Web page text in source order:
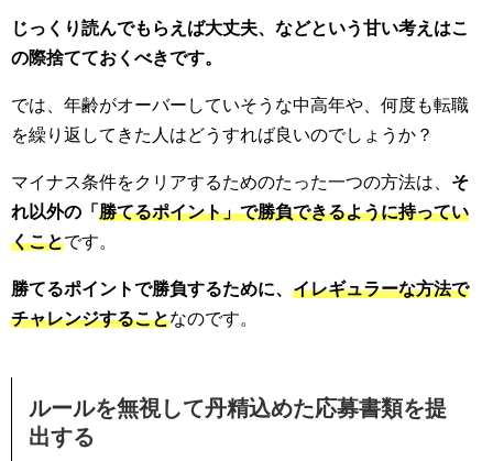
じっくり読んでもらえば大丈夫、などという甘い考えはこ
の際捨てておくべきです。
では、年齢がオーバーしていそうな中高年や、何度も転職
を繰り返してきた人はどうすれば良いのでしょうか？
マイナス条件をクリアするためのたった一つの方法は、 そ
れ以外の「 勝てるポイント」で勝負できるように持ってい
くことです。
勝てるポイントで勝負するために、 イレギュラーな方法で
チャレンジすることなのです。
ルールを無視して丹精込めた応募書類を提
出する